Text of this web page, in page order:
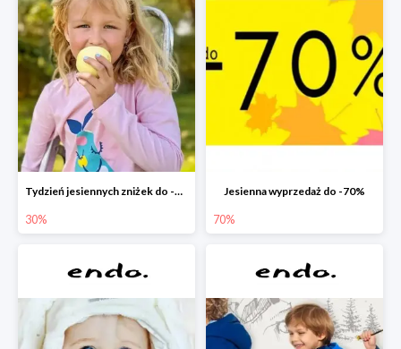
Tydzień jesiennych zniżek do -30%
30%
Jesienna wyprzedaż do -70%
70%